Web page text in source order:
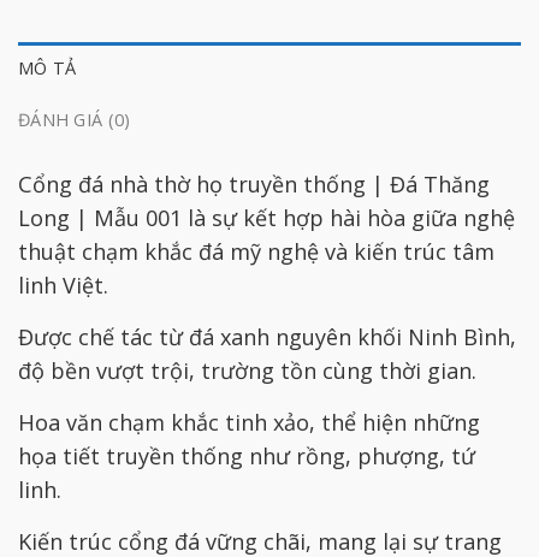
MÔ TẢ
ĐÁNH GIÁ (0)
Cổng đá nhà thờ họ truyền thống | Đá Thăng
Long | Mẫu 001 là sự kết hợp hài hòa giữa nghệ
thuật chạm khắc đá mỹ nghệ và kiến trúc tâm
linh Việt.
Được chế tác từ đá xanh nguyên khối Ninh Bình,
độ bền vượt trội, trường tồn cùng thời gian.
Hoa văn chạm khắc tinh xảo, thể hiện những
họa tiết truyền thống như rồng, phượng, tứ
linh.
Kiến trúc cổng đá vững chãi, mang lại sự trang